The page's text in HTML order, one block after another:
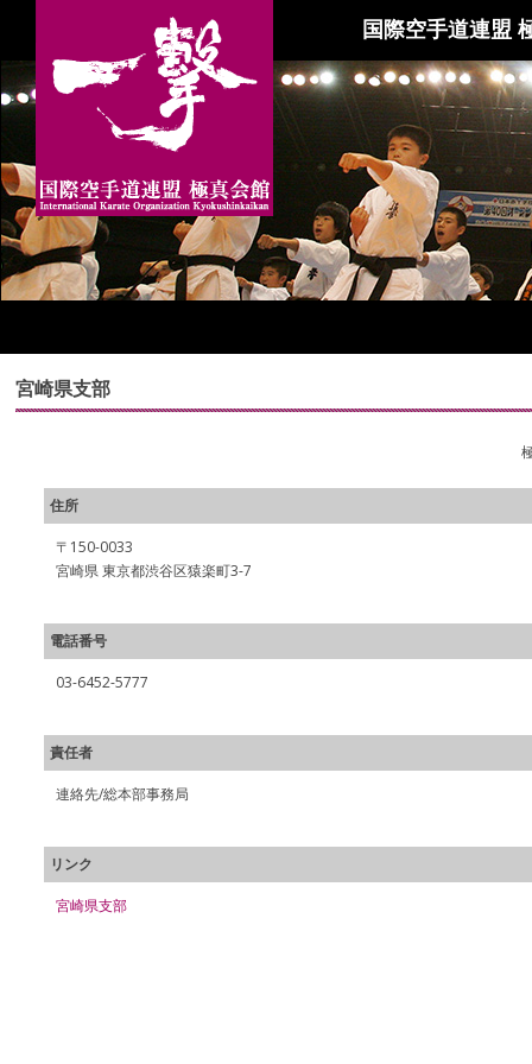
国際空手道連盟
宮崎県支部
住所
〒150-0033
宮崎県 東京都渋谷区猿楽町3-7
電話番号
03-6452-5777
責任者
連絡先/総本部事務局
リンク
宮崎県支部